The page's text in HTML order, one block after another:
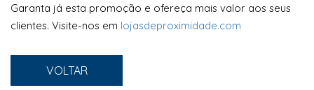
Garanta já esta promoção e ofereça mais valor aos seus
clientes. Visite-nos em lojasdeproximidade.com
VOLTAR